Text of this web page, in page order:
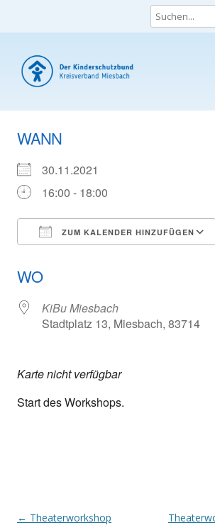
Skip
content
WANN
30.11.2021
16:00 - 18:00
ZUM KALENDER HINZUFÜGEN
WO
KiBu Miesbach
Stadtplatz 13, Miesbach, 83714
Karte nicht verfügbar
Start des Workshops.
Post
← Theaterworkshop